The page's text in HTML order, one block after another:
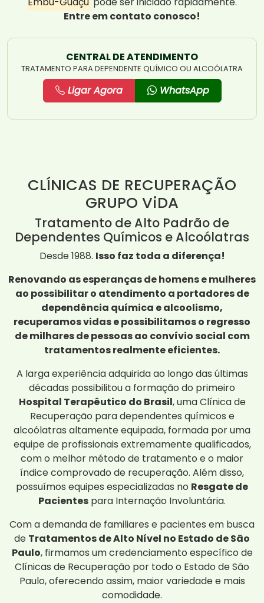
Entre em contato conosco!
CENTRAL DE ATENDIMENTO
TRATAMENTO PARA DEPENDENTE QUÍMICO OU ALCOÓLATRA
Ligar Agora WhatsApp
CLÍNICAS DE RECUPERAÇÃO
GRUPO ViDA
Tratamento de Alto Padrão de
Dependentes Químicos e Alcoólatras
Desde 1988. Isso faz toda a diferença!
Renovando as esperanças de homens e mulheres
ao possibilitar o atendimento a portadores de
dependência química e alcoolismo,
recuperamos vidas e possibilitamos o regresso
de milhares de pessoas ao convívio social com
tratamentos realmente eficientes.
A larga experiência adquirida ao longo das últimas
décadas possibilitou a formação do primeiro
Hospital Terapêutico do Brasil, uma Clínica de
Recuperação para dependentes químicos e
alcoólatras altamente equipada, formada por uma
equipe de profissionais extremamente qualificados,
com o melhor método de tratamento e o maior
índice comprovado de recuperação. Além disso,
possuímos equipes especializadas no Resgate de
Pacientes para Internação Involuntária.
Com a demanda de familiares e pacientes em busca
de Tratamentos de Alto Nível no Estado de São
Paulo, firmamos um credenciamento específico de
Clínicas de Recuperação por todo o Estado de São
Paulo, oferecendo assim, maior variedade e mais
comodidade.